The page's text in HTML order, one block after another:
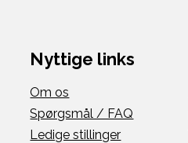
Nyttige links
Om os
Spørgsmål / FAQ
Ledige stillinger